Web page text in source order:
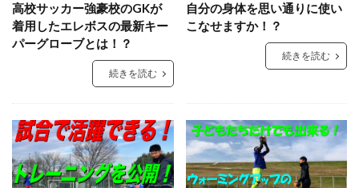
高校サッカー強豪校のGKが
着用したエレボスの最新キー
パーグローブとは！？
続きを読む
自分の身体を思い通りに使い
こなせますか！？
続きを読む
ストレス
スピード スペイン
スポーツ科学部
スマートフォン
セカンドアクション
セカンドボール
タイインターナショナルユースカップ
ダブルアクション
チャレンジ
チャンネル登録
チャンネル登録者数
ツイッター
テアシュテーゲン
テア・シュテーゲン
ティポ・クルトワ
テクニック